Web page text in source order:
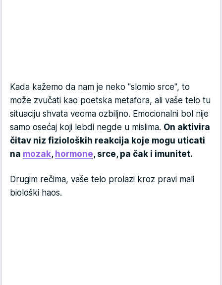
Kada kažemo da nam je neko "slomio srce", to
može zvučati kao poetska metafora, ali vaše telo tu
situaciju shvata veoma ozbiljno. Emocionalni bol nije
samo osećaj koji lebdi negde u mislima. On aktivira
čitav niz fizioloških reakcija koje mogu uticati
na mozak, hormone, srce, pa čak i imunitet.
Drugim rečima, vaše telo prolazi kroz pravi mali
biološki haos.